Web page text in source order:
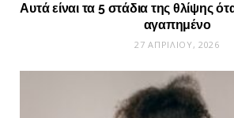
Αυτά είναι τα 5 στάδια της θλίψης
αγαπημένο
27 ΑΠΡΙΛΊΟΥ, 2026